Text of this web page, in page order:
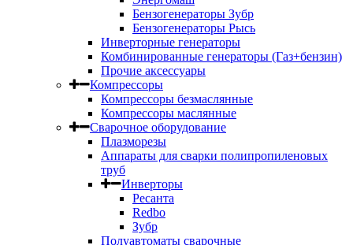
Бензогенераторы Зубр
Бензогенераторы Рысь
Инверторные генераторы
Комбинированные генераторы (Газ+бензин)
Прочие аксессуары
Компрессоры
Компрессоры безмаслянные
Компрессоры маслянные
Сварочное оборудование
Плазморезы
Аппараты для сварки полипропиленовых
труб
Инверторы
Ресанта
Redbo
Зубр
Полуавтоматы сварочные